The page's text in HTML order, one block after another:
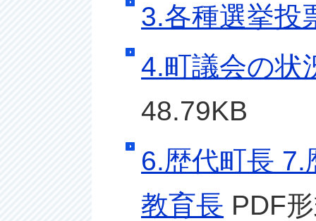
3.各種選挙投
4.町議会の状
48.79KB
6.歴代町長 7.
教育長 PDF